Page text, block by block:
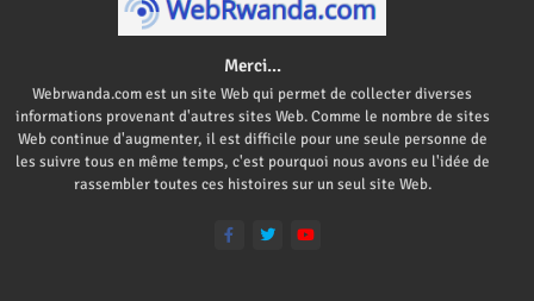
Merci...
Webrwanda.com est un site Web qui permet de collecter diverses
informations provenant d'autres sites Web. Comme le nombre de sites
Web continue d'augmenter, il est difficile pour une seule personne de
les suivre tous en même temps, c'est pourquoi nous avons eu l'idée de
rassembler toutes ces histoires sur un seul site Web.